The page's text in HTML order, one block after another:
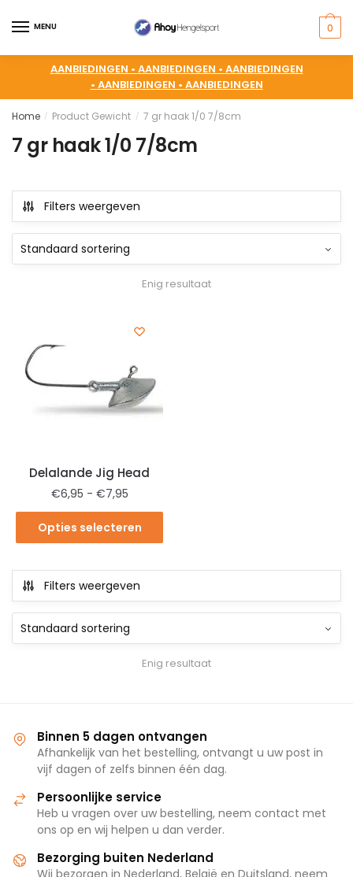
MENU 0
AANBIEDINGEN • AANBIEDINGEN • AANBIEDINGEN
• AANBIEDINGEN • AANBIEDINGEN
Home / Product Gewicht / 7 gr haak 1/0 7/8cm
7 gr haak 1/0 7/8cm
Filters weergeven
Enig resultaat
Delalande Jig Head
€6,95 - €7,95
Opties selecteren
Filters weergeven
Enig resultaat
Binnen 5 dagen ontvangen
Afhankelijk van het bestelling, ontvangt u uw post in
vijf dagen of zelfs binnen één dag.
Persoonlijke service
Heb u vragen over uw bestelling, neem contact met
ons op en wij helpen u dan verder.
Bezorging buiten Nederland